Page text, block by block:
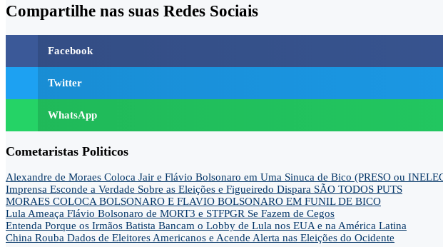
Compartilhe nas suas Redes Sociais
Facebook
Twitter
WhatsApp
Cometaristas Politicos
Alexandre de Moraes Coloca Jair e Flávio Bolsonaro em Uma Sinuca de Bico (PRESO ou
Imprensa Esconde a Verdade Sobre as Eleições e Figueiredo Dispara SÃO TODOS PUTS
MORAES COLOCA BOLSONARO E FLAVIO BOLSONARO EM FUNIL DE BICO
Lula Ameaça Flávio Bolsonaro de MORT3 e STFPGR Se Fazem de Cegos
Entenda Porque os Irmãos Batista Bancam o Lobby de Lula nos EUA e na América Latina
China Rouba Dados de Eleitores Americanos e Acende Alerta nas Eleições do Ocidente